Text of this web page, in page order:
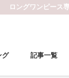
ロングワンピース
グ 記事一覧